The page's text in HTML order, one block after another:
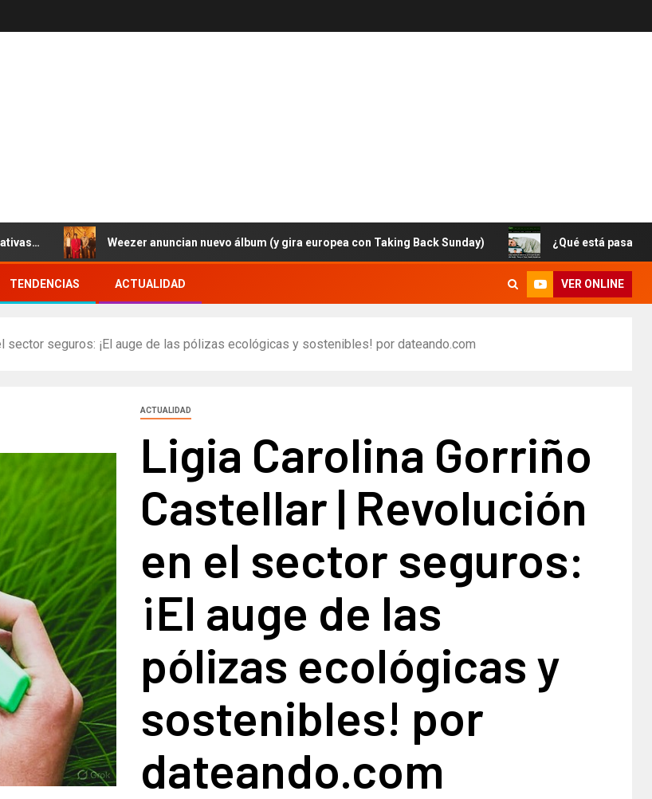
Weezer anuncian nuevo álbum (y gira europea con Taking Back Sunday) ¿Qué está pasando con
TENDENCIAS ACTUALIDAD VER ONLINE
sector seguros: ¡El auge de las pólizas ecológicas y sostenibles! por dateando.com
ACTUALIDAD
Ligia Carolina Gorriño
Castellar | Revolución
en el sector seguros:
¡El auge de las
pólizas ecológicas y
sostenibles! por
dateando.com